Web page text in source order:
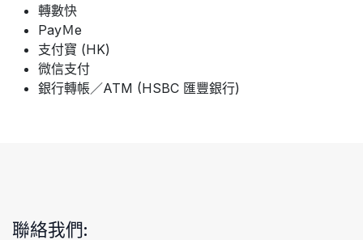
轉數快
PayＭe
支付寶 (HK)
微信支付
銀行轉帳／ATM (HSBC 匯豐銀行)
聯絡我們: